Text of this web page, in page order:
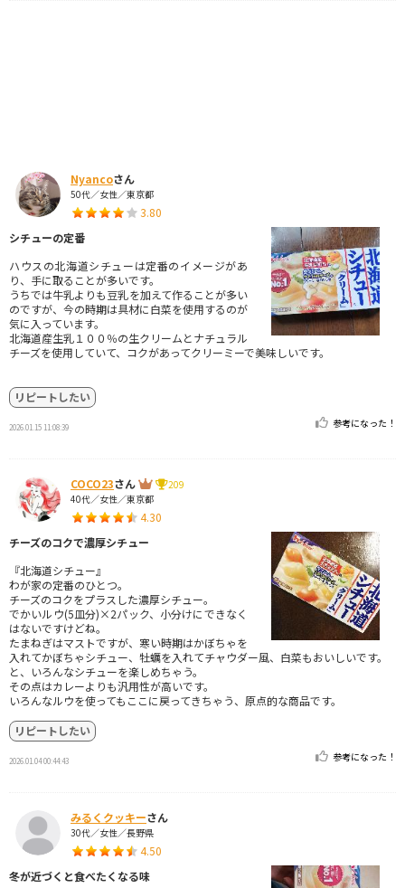
Nyancoさん
50代／女性／東京都
3.80
シチューの定番
ハウスの北海道シチューは定番のイメージがあ
り、手に取ることが多いです。
うちでは牛乳よりも豆乳を加えて作ることが多い
のですが、今の時期は具材に白菜を使用するのが
気に入っています。
北海道産生乳１００％の生クリームとナチュラル
チーズを使用していて、コクがあってクリーミーで美味しいです。
リピートしたい
2026.01.15 11:08:39 参考になった！
COCO23さん
209
40代／女性／東京都
4.30
チーズのコクで濃厚シチュー
『北海道シチュー』
わが家の定番のひとつ。
チーズのコクをプラスした濃厚シチュー。
でかいルウ(5皿分)×2パック、小分けにできなく
はないですけどね。
たまねぎはマストですが、寒い時期はかぼちゃを
入れてかぼちゃシチュー、牡蠣を入れてチャウダー風、白菜もおいしいです。
と、いろんなシチューを楽しめちゃう。
その点はカレーよりも汎用性が高いです。
いろんなルウを使ってもここに戻ってきちゃう、原点的な商品です。
リピートしたい
2026.01.04 00:44:43 参考になった！
みるくクッキーさん
30代／女性／長野県
4.50
冬が近づくと食べたくなる味